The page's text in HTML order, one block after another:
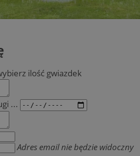
ilość gwiazdek
...
Adres email nie będzie widoczny